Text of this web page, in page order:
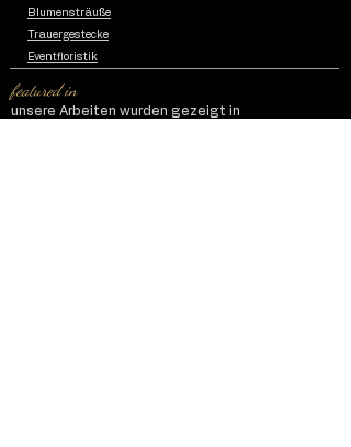
Blumensträuße
Trauergestecke
Eventfloristik
featured in
unsere Arbeiten wurden gezeigt in